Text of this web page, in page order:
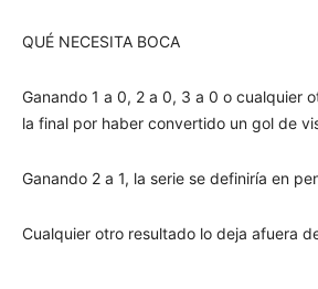
QUÉ NECESITA BOCA
Ganando 1 a 0, 2 a 0, 3 a 0 o cualquier
la final por haber convertido un gol de
Ganando 2 a 1, la serie se definiría en
Cualquier otro resultado lo deja afuera